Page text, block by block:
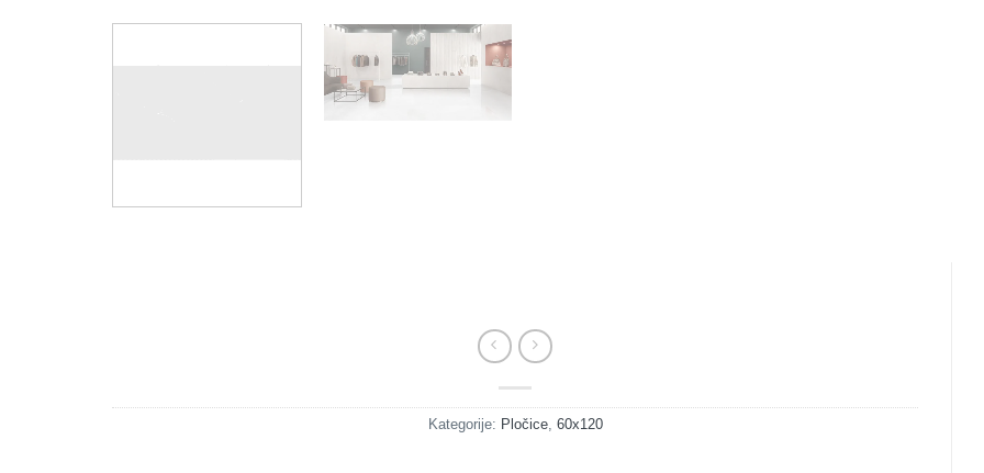
Kategorije: Pločice, 60x120